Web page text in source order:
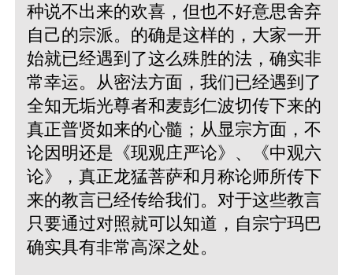
种说不出来的欢喜，但也不好意思舍弃
自己的宗派。的确是这样的，大家一开
始就已经遇到了这么殊胜的法，确实非
常幸运。从密法方面，我们已经遇到了
全知无垢光尊者和麦彭仁波切传下来的
真正普贤如来的心髓；从显宗方面，不
论因明还是《现观庄严论》、《中观六
论》，真正龙猛菩萨和月称论师所传下
来的教言已经传给我们。对于这些教言
只要通过对照就可以知道，自宗宁玛巴
确实具有非常高深之处。